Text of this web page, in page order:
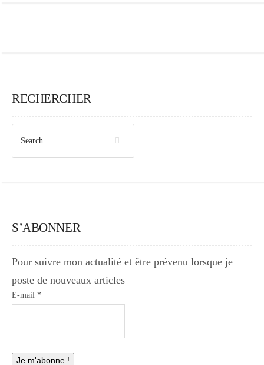
RECHERCHER
S’ABONNER
Pour suivre mon actualité et être prévenu lorsque je
poste de nouveaux articles
E-mail *